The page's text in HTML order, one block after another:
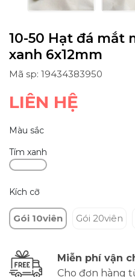
10-50 Hạt đá
xanh 6x12mm
Mã sp: 19434383950
LIÊN HỆ
Màu sắc
Tím xanh
Kích cỡ
Gói 10viên Gói 20viên
Miễn phí vận
Cho đơn hàng